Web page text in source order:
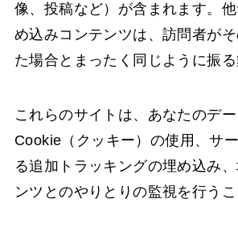
像、投稿など）が含まれます。
め込みコンテンツは、訪問者が
た場合とまったく同じように振る
これらのサイトは、あなたのデー
Cookie（クッキー）の使用、サ
る追加トラッキングの埋め込み
ンツとのやりとりの監視を行うこ